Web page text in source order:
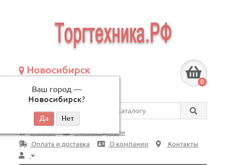
Новосибирск
Ваш город —
Новосибирск?
по будням, с 09:00 до 18:00
0
Везде
Главная
Производители
Оплата и доставка
О компании Контакты